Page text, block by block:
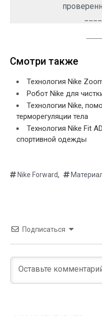
Смотри также
Технология Nike
Робот Nike для
Технологии Nike,
терморегуляции тела
Технология Nike Fit
спортивной одежды
Nike Forward,
Подписаться